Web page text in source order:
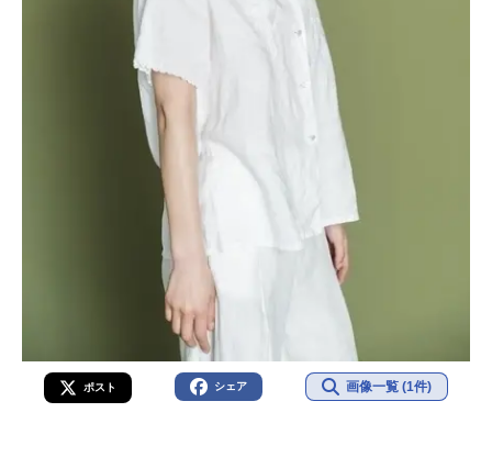
ポスト シェア 画像一覧 (1件)